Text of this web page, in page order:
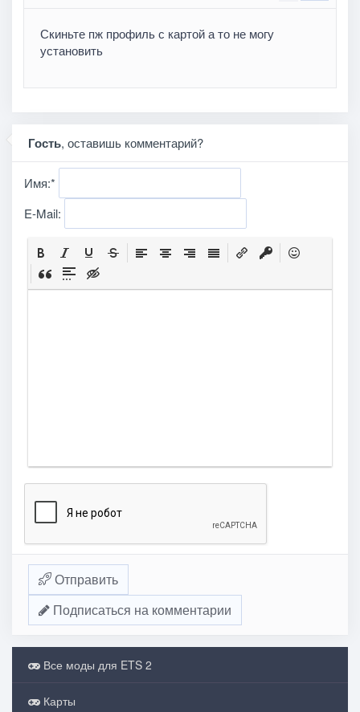
Скиньте пж профиль с картой а то не могу
установить
Гость, оставишь комментарий?
Имя:*
E-Mail:
Отправить
Подписаться на комментарии
Все моды для ETS 2
Карты